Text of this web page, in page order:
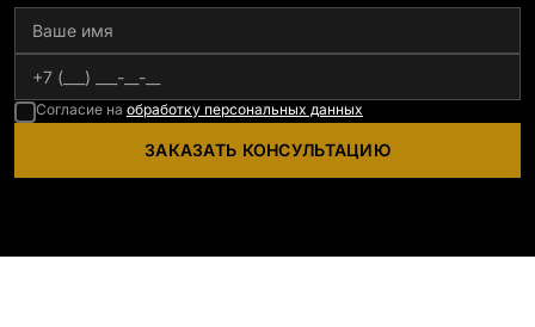
Согласие на обработку персональных данных
ЗАКАЗАТЬ КОНСУЛЬТАЦИЮ